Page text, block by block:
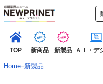
TOP 新商品 新製品 ＡＩ・デ
Home–新製品